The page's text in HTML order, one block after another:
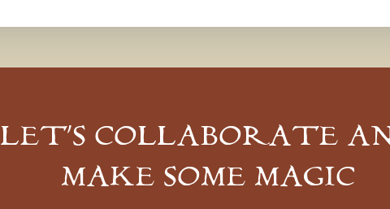
LET’S COLLABORATE
MAKE SOME MAGIC